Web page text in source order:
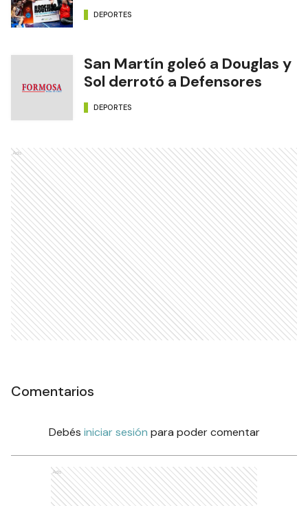
DEPORTES
San Martín goleó a Douglas y
Sol derrotó a Defensores
DEPORTES
Ads
Comentarios
Debés iniciar sesión para poder comentar
Ads